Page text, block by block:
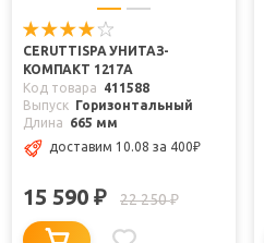
CERUTTISPA УНИТАЗ-
КОМПАКТ 1217A
Код товара
411588
Выпуск Горизонтальный
Длина
665 мм
доставим 10.08 за 400₽
15 590 ₽ 22 250₽